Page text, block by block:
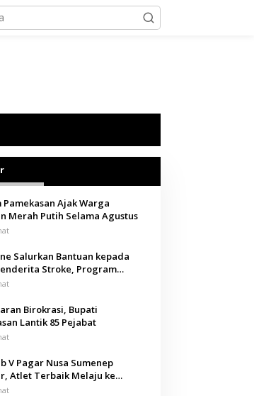
Pamekasan Ajak Warga
Merah Putih Selama Agustus
Salurkan Bantuan kepada
Stroke, Program
Hari ke-61
Birokrasi, Bupati
Lantik 85 Pejabat
V Pagar Nusa Sumenep
Atlet Terbaik Melaju ke